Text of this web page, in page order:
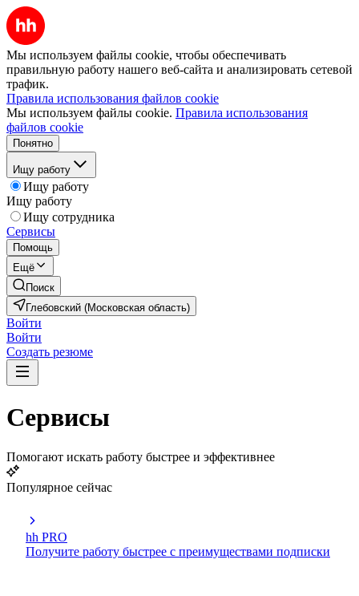
Мы используем файлы cookie, чтобы обеспечивать
правильную работу нашего веб-сайта и анализировать сетевой
трафик.
Правила использования файлов cookie
Мы используем файлы cookie. Правила использования
файлов cookie
Понятно
Ищу работу
Ищу работу
Ищу работу
Ищу сотрудника
Сервисы
Помощь
Ещё
Поиск
Глебовский (Московская область)
Войти
Войти
Создать резюме
Сервисы
Помогают искать работу быстрее и эффективнее
Популярное сейчас
hh PRO
Получите работу быстрее с преимуществами подписки